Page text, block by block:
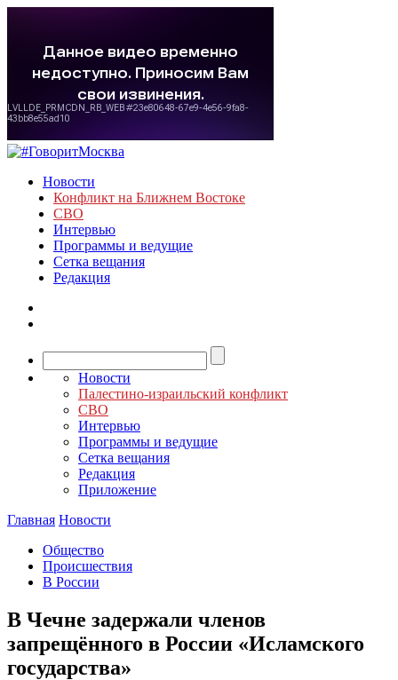
Новости
Конфликт на Ближнем Востоке
СВО
Интервью
Программы и ведущие
Сетка вещания
Редакция
Новости
Палестино-израильский конфликт
СВО
Интервью
Программы и ведущие
Сетка вещания
Редакция
Приложение
Главная Новости
Общество
Происшествия
В России
В Чечне задержали членов
запрещённого в России «Исламского
государства»